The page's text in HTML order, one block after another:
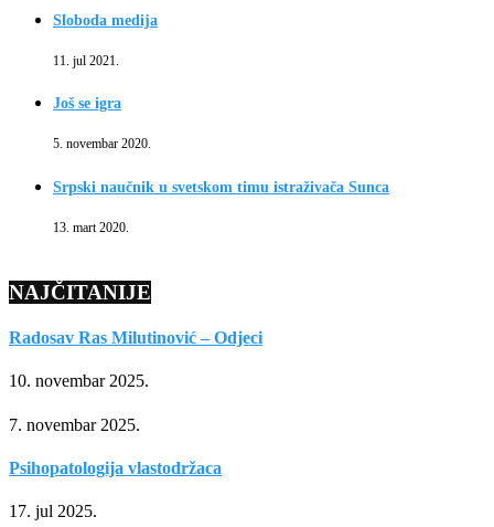
Sloboda medija
11. jul 2021.
Još se igra
5. novembar 2020.
Srpski naučnik u svetskom timu istraživača Sunca
13. mart 2020.
NAJČITANIJE
Radosav Ras Milutinović – Odjeci
10. novembar 2025.
7. novembar 2025.
Psihopatologija vlastodržaca
17. jul 2025.